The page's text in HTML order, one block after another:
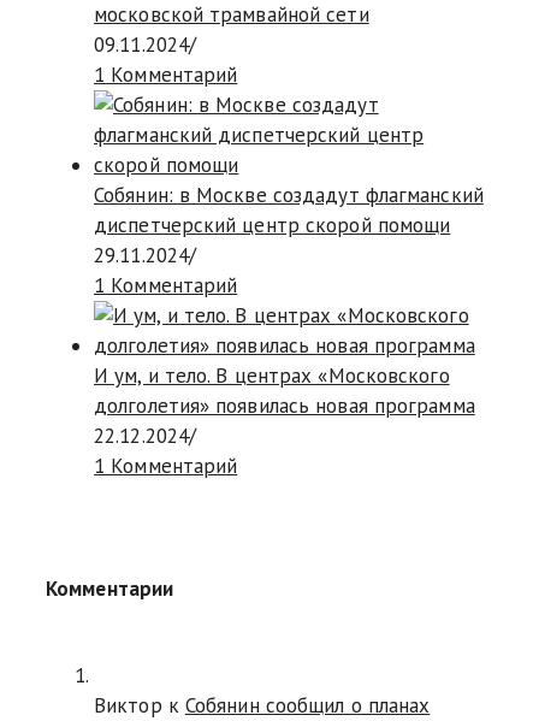
московской трамвайной сети
09.11.2024/
1 Комментарий
Собянин: в Москве создадут флагманский
диспетчерский центр скорой помощи
29.11.2024/
1 Комментарий
И ум, и тело. В центрах «Московского
долголетия» появилась новая программа
22.12.2024/
1 Комментарий
Комментарии
Виктор к Собянин сообщил о планах